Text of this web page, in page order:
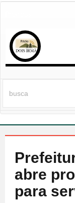
abre
para